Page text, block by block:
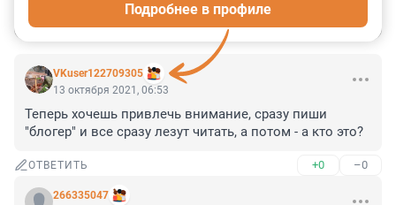
VKuser122709305
Подробнее в профиле
13 октября 2021, 06:53
Теперь хочешь привлечь внимание, сразу пиши
"блогер" и все сразу лезут читать, а потом - а кто это?
ОТВЕТИТЬ +0 –0
266335047